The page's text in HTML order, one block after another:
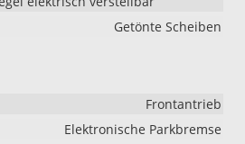
Getönte Scheiben
Frontantrieb
Elektronische Parkbremse